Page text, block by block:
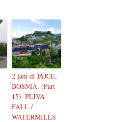
2 jam di JAJCE,
BOSNIA. (Part
15). PLIVA
FALL /
WATERMILLS